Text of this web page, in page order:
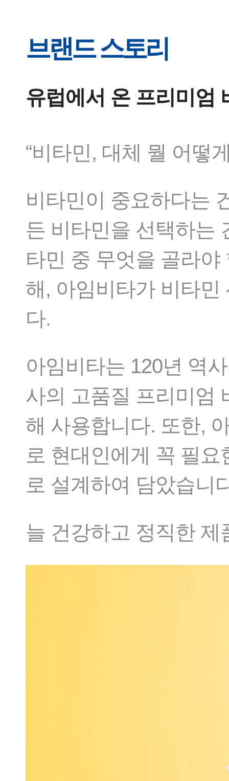
브랜드 스토리
유럽에서 온 프리미엄
“비타민, 대체 뭘 어떻
비타민이 중요하다는
든 비타민을 선택하는
타민 중 무엇을 골라
해, 아임비타가 비타
다.
아임비타는 120년 역
사의 고품질 프리미엄
해 사용합니다. 또한,
로 현대인에게 꼭 필
로 설계하여 담았습니
늘 건강하고 정직한